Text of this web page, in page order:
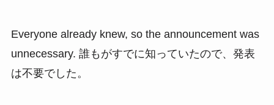
Everyone already knew, so the announcement was
unnecessary. 誰もがすでに知っていたので、発表
は不要でした。